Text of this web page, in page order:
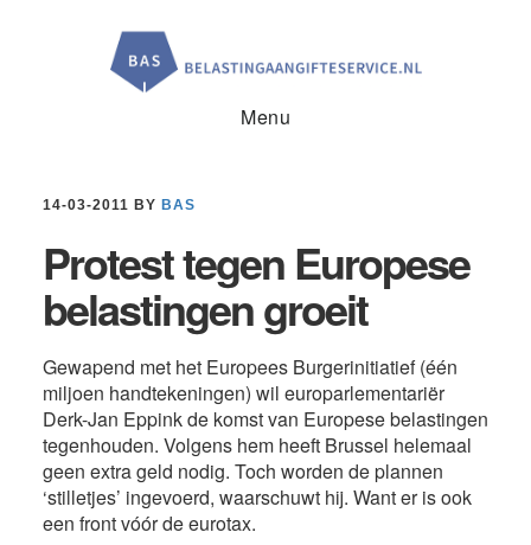
Menu
14-03-2011 BY BAS
Protest tegen Europese
belastingen groeit
Gewapend met het Europees Burgerinitiatief (één
miljoen handtekeningen) wil europarlementariër
Derk-Jan Eppink de komst van Europese belastingen
tegenhouden. Volgens hem heeft Brussel helemaal
geen extra geld nodig. Toch worden de plannen
‘stilletjes’ ingevoerd, waarschuwt hij. Want er is ook
een front vóór de eurotax.